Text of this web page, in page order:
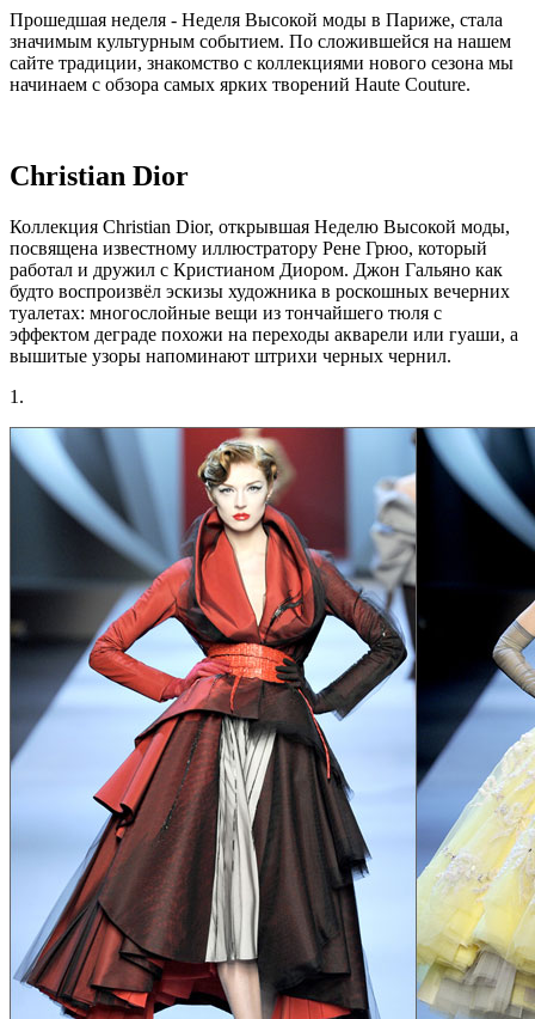
Прошедшая неделя - Неделя Высокой моды в Париже, стала
значимым культурным событием. По сложившейся на нашем
сайте традиции, знакомство с коллекциями нового сезона мы
начинаем с обзора самых ярких творений Haute Couture.
Christian Dior
Коллекция Christian Dior, открывшая Неделю Высокой моды,
посвящена известному иллюстратору Рене Грюо, который
работал и дружил с Кристианом Диором. Джон Гальяно как
будто воспроизвёл эскизы художника в роскошных вечерних
туалетах: многослойные вещи из тончайшего тюля с
эффектом деграде похожи на переходы акварели или гуаши, а
вышитые узоры напоминают штрихи черных чернил.
1.